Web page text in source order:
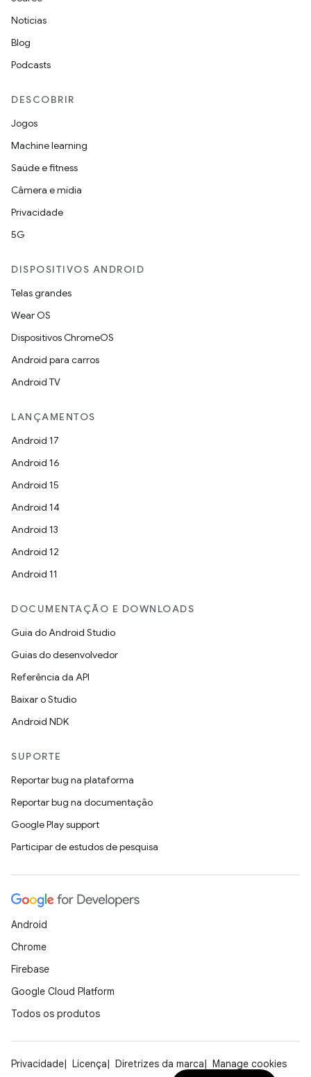
Notícias
Blog
Podcasts
DESCOBRIR
Jogos
Machine learning
Saúde e fitness
Câmera e mídia
Privacidade
5G
DISPOSITIVOS ANDROID
Telas grandes
Wear OS
Dispositivos ChromeOS
Android para carros
Android TV
LANÇAMENTOS
Android 17
Android 16
Android 15
Android 14
Android 13
Android 12
Android 11
DOCUMENTAÇÃO E DOWNLOADS
Guia do Android Studio
Guias do desenvolvedor
Referência da API
Baixar o Studio
Android NDK
SUPORTE
Reportar bug na plataforma
Reportar bug na documentação
Google Play support
Participar de estudos de pesquisa
Android
Chrome
Firebase
Google Cloud Platform
Todos os produtos
Privacidade Licença Diretrizes da marca Manage cookies